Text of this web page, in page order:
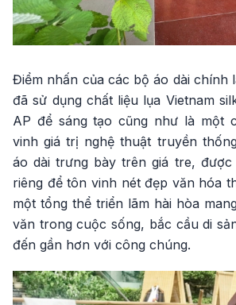
Điểm nhấn của các bộ áo dài chính
đã sử dụng chất liệu lụa Vietnam
AP để sáng tạo cũng như là một
vinh giá trị nghệ thuật truyền
áo dài trưng bày trên giá tre,
riêng để tôn vinh nét đẹp văn hóa
một tổng thể triển lãm hài hòa
văn trong cuộc sống, bắc cầu di
đến gần hơn với công chúng.